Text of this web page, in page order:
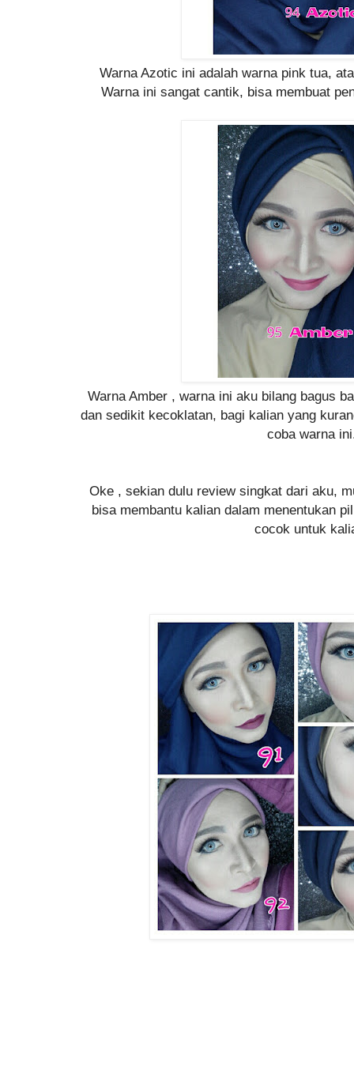
Warna Azotic ini adalah warna pink tua,
Warna ini sangat cantik, bisa membuat
Warna Amber , warna ini aku bilang bagus
dan sedikit kecoklatan, bagi kalian yang
coba warna
Oke , sekian dulu review singkat dari aku,
bisa membantu kalian dalam menentukan
cocok untuk